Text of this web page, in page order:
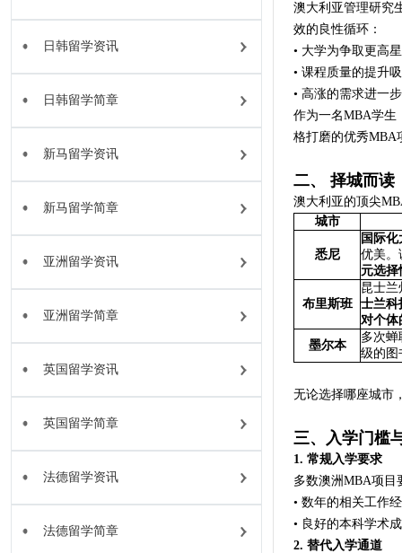
日韩留学资讯
日韩留学简章
新马留学资讯
新马留学简章
亚洲留学资讯
亚洲留学简章
英国留学资讯
英国留学简章
法德留学资讯
法德留学简章
澳大利亚管理研究
效的良性循环：
• 大学为争取更高
• 课程质量的提升
• 高涨的需求进一
作为一名MBA学生
格打磨的优秀MBA
二、 择城而读
澳大利亚的顶尖
城市
悉尼
国际
优美。
元选择
布里斯班
昆士兰
士兰科
对个体
墨尔本
多次蝉
级的图
无论选择哪座城市
三、入学门槛
1. 常规入学要求
多数澳洲MBA项目
• 数年的相关工作
• 良好的本科学术
2. 替代入学通道